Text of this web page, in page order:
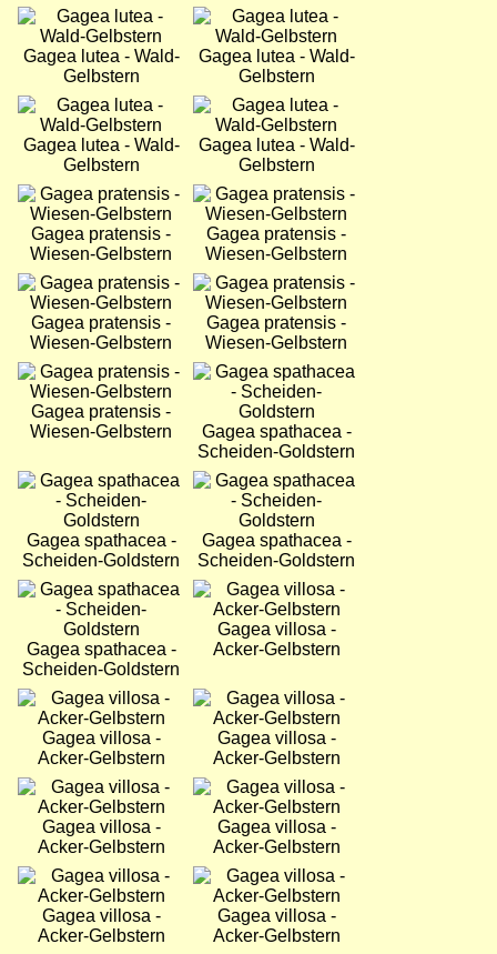
Bild
Gagea lutea - Wald-
Gelbstern
Bild
Gagea lutea - Wald-
Gelbstern
Bild
Gagea lutea - Wald-
Gelbstern
Bild
Gagea lutea - Wald-
Gelbstern
Bild
Gagea pratensis -
Wiesen-Gelbstern
Bild
Gagea pratensis -
Wiesen-Gelbstern
Bild
Gagea pratensis -
Wiesen-Gelbstern
Bild
Gagea pratensis -
Wiesen-Gelbstern
Bild
Gagea pratensis -
Wiesen-Gelbstern
Bild
Gagea spathacea -
Scheiden-Goldstern
Bild
Gagea spathacea -
Scheiden-Goldstern
Bild
Gagea spathacea -
Scheiden-Goldstern
Bild
Gagea spathacea -
Scheiden-Goldstern
Bild
Gagea villosa -
Acker-Gelbstern
Bild
Gagea villosa -
Acker-Gelbstern
Bild
Gagea villosa -
Acker-Gelbstern
Bild
Gagea villosa -
Acker-Gelbstern
Bild
Gagea villosa -
Acker-Gelbstern
Bild
Gagea villosa -
Acker-Gelbstern
Bild
Gagea villosa -
Acker-Gelbstern